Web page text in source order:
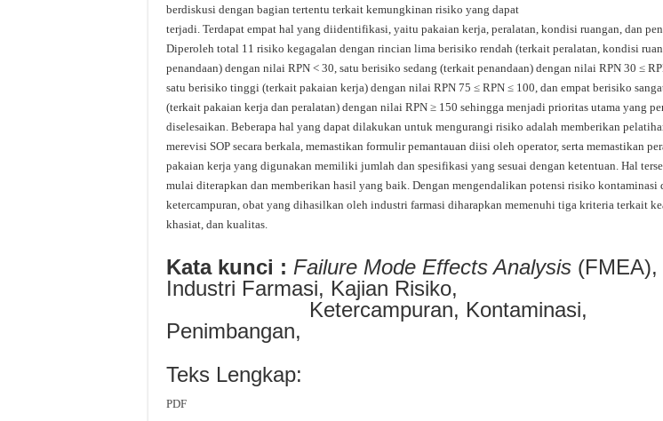
berdiskusi dengan bagian tertentu terkait kemungkinan risiko yang dapat
terjadi. Terdapat empat hal yang diidentifikasi, yaitu pakaian kerja, peralatan, kondisi ruangan, dan
Diperoleh total 11 risiko kegagalan dengan rincian lima berisiko rendah (terkait peralatan, kondisi
penandaan) dengan nilai RPN < 30, satu berisiko sedang (terkait penandaan) dengan nilai RPN 30 ≤
satu berisiko tinggi (terkait pakaian kerja) dengan nilai RPN 75 ≤ RPN ≤ 100, dan empat berisiko
(terkait pakaian kerja dan peralatan) dengan nilai RPN ≥ 150 sehingga menjadi prioritas utama yang
diselesaikan. Beberapa hal yang dapat dilakukan untuk mengurangi risiko adalah memberikan
merevisi SOP secara berkala, memastikan formulir pemantauan diisi oleh operator, serta memastikan
pakaian kerja yang digunakan memiliki jumlah dan spesifikasi yang sesuai dengan ketentuan. Hal
mulai diterapkan dan memberikan hasil yang baik. Dengan mengendalikan potensi risiko kontaminasi
ketercampuran, obat yang dihasilkan oleh industri farmasi diharapkan memenuhi tiga kriteria terkait
khasiat, dan kualitas.
Kata kunci : Failure Mode Effects Analysis (FMEA),
Industri Farmasi, Kajian Risiko,
Ketercampuran, Kontaminasi,
Penimbangan,
Teks Lengkap:
PDF